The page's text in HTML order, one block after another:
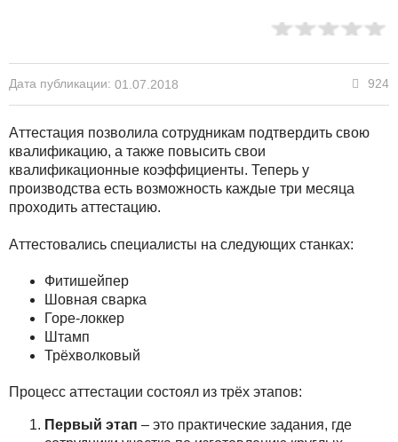
Дата публикации: 01.07.2018 924
Аттестация позволила сотрудникам подтвердить свою
квалификацию, а также повысить свои
квалификационные коэффициенты. Теперь у
производства есть возможность каждые три месяца
проходить аттестацию.
Аттестовались специалисты на следующих станках:
Фитишейпер
Шовная сварка
Горе-локкер
Штамп
Трёхволковый
Процесс аттестации состоял из трёх этапов:
Первый этап – это практические задания, где